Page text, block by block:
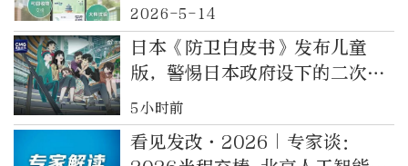
2026-5-14
日本《防卫白皮书》发布儿童
版，警惕日本政府设下的二次元
陷阱
5小时前
看见发改·2026｜专家谈：